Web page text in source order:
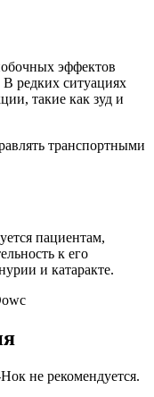
эффектов
редких ситуациях
такие как зуд и
транспортными
пациентам,
к его
и катаракте.
не рекомендуется.